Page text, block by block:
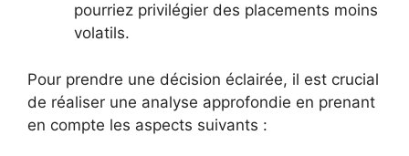
pourriez privilégier des placements moins
volatils.
Pour prendre une décision éclairée, il est crucial
de réaliser une analyse approfondie en prenant
en compte les aspects suivants :